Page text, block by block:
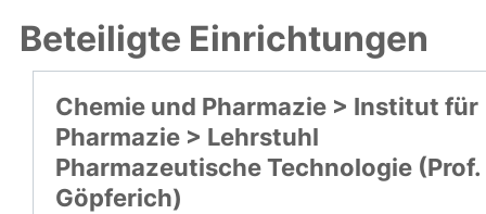
Beteiligte Einrichtungen
Chemie und Pharmazie > Institut für
Pharmazie > Lehrstuhl
Pharmazeutische Technologie (Prof.
Göpferich)